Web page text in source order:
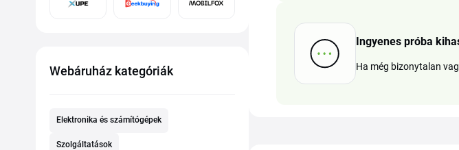
Webáruház kategóriák
Elektronika és számítógépek
Szolgáltatások
Ingyenes próba
Ha még bizonytalan